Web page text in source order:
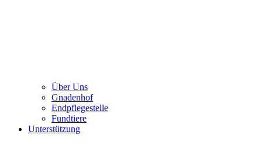
Über Uns
Gnadenhof
Endpflegestelle
Fundtiere
Unterstützung